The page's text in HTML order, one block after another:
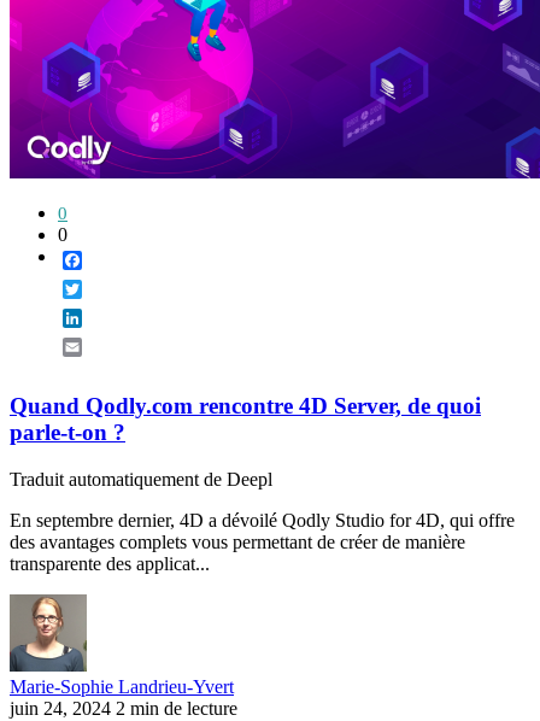
0
0
Quand Qodly.com rencontre 4D Server, de quoi
parle-t-on ?
Traduit automatiquement de Deepl
En septembre dernier, 4D a dévoilé Qodly Studio for 4D, qui offre
des avantages complets vous permettant de créer de manière
transparente des applicat...
Marie-Sophie Landrieu-Yvert
juin 24, 2024 2 min de lecture